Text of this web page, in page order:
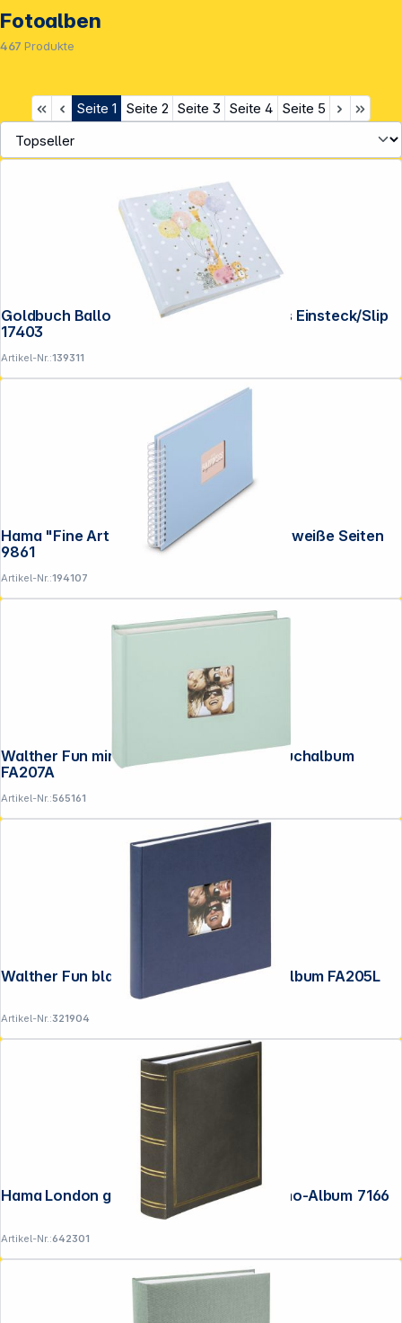
Fotoalben
467 Produkte
Seite 1 Seite 2 Seite 3 Seite 4 Seite 5
Goldbuch Balloon Party 10x15 200 Fotos Einsteck/Slip
17403
Artikel-Nr.:139311
Hama "Fine Art" Spiral Lagune 28x24 50 weiße Seiten
9861
Artikel-Nr.:194107
Walther Fun mintgrün 22x16 40 Seiten Buchalbum
FA207A
Artikel-Nr.:565161
Walther Fun blau 26x25 40 Seiten Buchalbum FA205L
Artikel-Nr.:321904
Hama London grau 10x15 200 Fotos Memo-Album 7166
Artikel-Nr.:642301